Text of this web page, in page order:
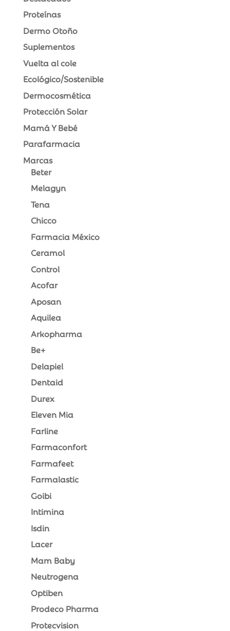
Proteínas
Dermo Otoño
Suplementos
Vuelta al cole
Ecológico/Sostenible
Dermocosmética
Protección Solar
Mamá Y Bebé
Parafarmacia
Marcas
Beter
Melagyn
Tena
Chicco
Farmacia México
Ceramol
Control
Acofar
Aposan
Aquilea
Arkopharma
Be+
Delapiel
Dentaid
Durex
Eleven Mia
Farline
Farmaconfort
Farmafeet
Farmalastic
Goibi
Intimina
Isdin
Lacer
Mam Baby
Neutrogena
Optiben
Prodeco Pharma
Protecvision